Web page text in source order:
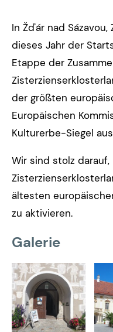
In Žďár nad
dieses Jahr der
Etappe der
der größten
Europäischen
Kulturerbe-Siegel
Wir sind stolz
ältesten
zu aktivieren.
Galerie